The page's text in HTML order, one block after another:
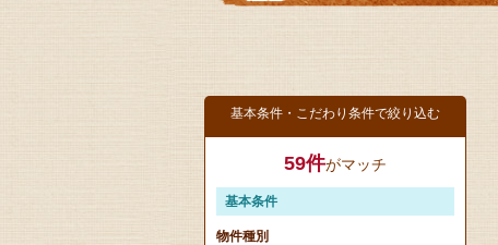
基本条件・こだわり条件で絞り込む
59件がマッチ
基本条件
物件種別